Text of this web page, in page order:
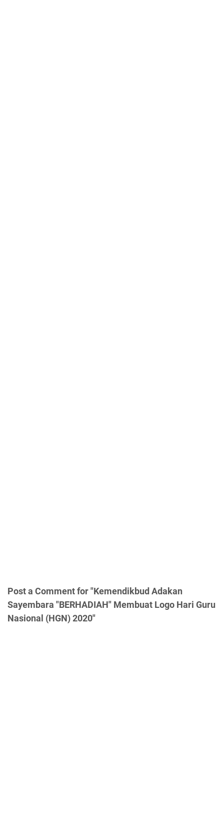
Post a Comment for "Kemendikbud Adakan
Sayembara "BERHADIAH" Membuat Logo Hari Guru
Nasional (HGN) 2020"